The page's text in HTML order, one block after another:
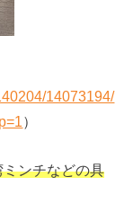
14073194/
）
ンチなどの具